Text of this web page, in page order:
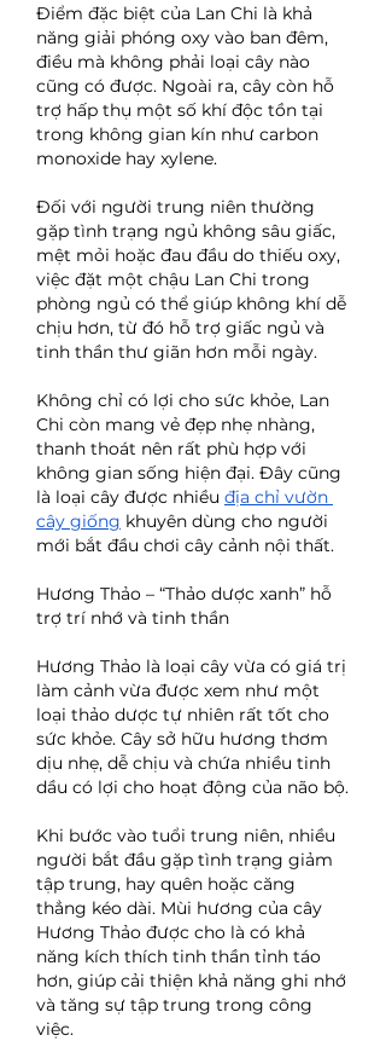
Điểm đặc biệt của Lan Chi là khả
năng giải phóng oxy vào ban đêm,
điều mà không phải loại cây nào
cũng có được. Ngoài ra, cây còn hỗ
trợ hấp thụ một số khí độc tồn tại
trong không gian kín như carbon
monoxide hay xylene.
Đối với người trung niên thường
gặp tình trạng ngủ không sâu giấc,
mệt mỏi hoặc đau đầu do thiếu oxy,
việc đặt một chậu Lan Chi trong
phòng ngủ có thể giúp không khí dễ
chịu hơn, từ đó hỗ trợ giấc ngủ và
tinh thần thư giãn hơn mỗi ngày.
Không chỉ có lợi cho sức khỏe, Lan
Chi còn mang vẻ đẹp nhẹ nhàng,
thanh thoát nên rất phù hợp với
không gian sống hiện đại. Đây cũng
là loại cây được nhiều địa chỉ vườn
cây giống khuyên dùng cho người
mới bắt đầu chơi cây cảnh nội thất.
Hương Thảo – “Thảo dược xanh” hỗ
trợ trí nhớ và tinh thần
Hương Thảo là loại cây vừa có giá trị
làm cảnh vừa được xem như một
loại thảo dược tự nhiên rất tốt cho
sức khỏe. Cây sở hữu hương thơm
dịu nhẹ, dễ chịu và chứa nhiều tinh
dầu có lợi cho hoạt động của não bộ.
Khi bước vào tuổi trung niên, nhiều
người bắt đầu gặp tình trạng giảm
tập trung, hay quên hoặc căng
thẳng kéo dài. Mùi hương của cây
Hương Thảo được cho là có khả
năng kích thích tinh thần tỉnh táo
hơn, giúp cải thiện khả năng ghi nhớ
và tăng sự tập trung trong công
việc.